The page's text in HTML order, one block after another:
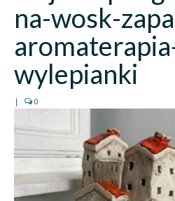
Kontakt
na-wosk-
wylepianki
| 0